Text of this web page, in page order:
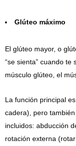
Glúteo máximo
El glúteo mayor, o
“se sienta” cuando te
músculo glúteo, el
La función principal
cadera), pero
incluidos: abducción
rotación externa